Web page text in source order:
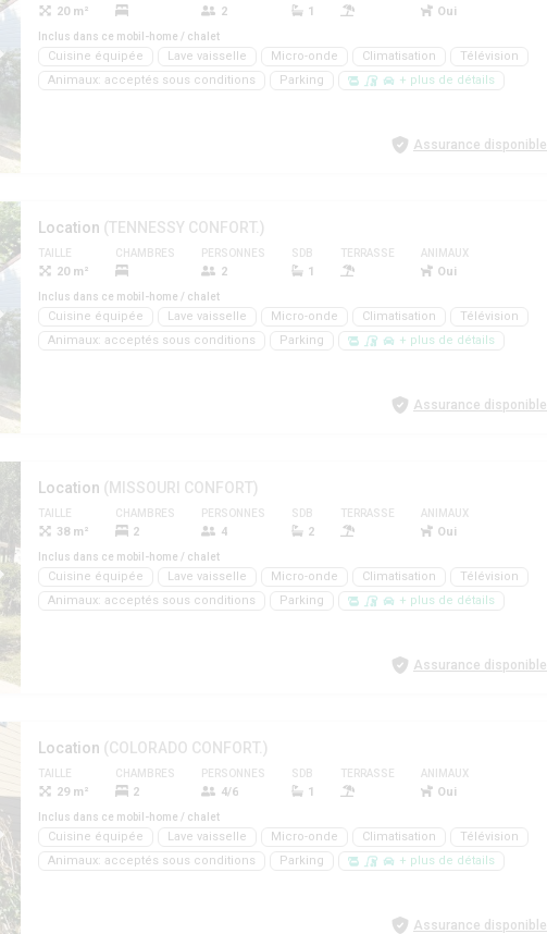
20 m² 2 1 Oui
Inclus dans ce mobil-home / chalet
Cuisine équipée Lave vaisselle Micro-onde Climatisation
Télévision
Animaux: acceptés sous conditions
Parking + plus de détails
Assurance disponible
Location (TENNESSY CONFORT.)
TAILLE
20 m²
CHAMBRES PERSONNES
2
SDB
1
TERRASSE ANIMAUX
Oui
Inclus dans ce mobil-home / chalet
Cuisine équipée Lave vaisselle Micro-onde Climatisation
Télévision
Animaux: acceptés sous conditions
Parking + plus de détails
Assurance disponible
Location (MISSOURI CONFORT)
TAILLE
38 m²
CHAMBRES
2
PERSONNES
4
SDB
2
TERRASSE ANIMAUX
Oui
Inclus dans ce mobil-home / chalet
Cuisine équipée Lave vaisselle Micro-onde Climatisation
Télévision
Animaux: acceptés sous conditions
Parking + plus de détails
Assurance disponible
Location (COLORADO CONFORT.)
TAILLE
29 m²
CHAMBRES
2
PERSONNES
4/6
SDB
1
TERRASSE ANIMAUX
Oui
Inclus dans ce mobil-home / chalet
Cuisine équipée Lave vaisselle Micro-onde Climatisation
Télévision
Animaux: acceptés sous conditions
Parking + plus de détails
Assurance disponible